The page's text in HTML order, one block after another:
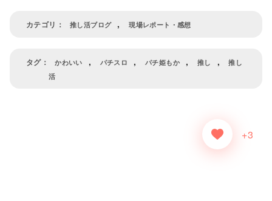
推し活ブログ , 現場レポート・感想
かわいい , パチスロ , パチ姫もか , 推し ,
推し
活
+3